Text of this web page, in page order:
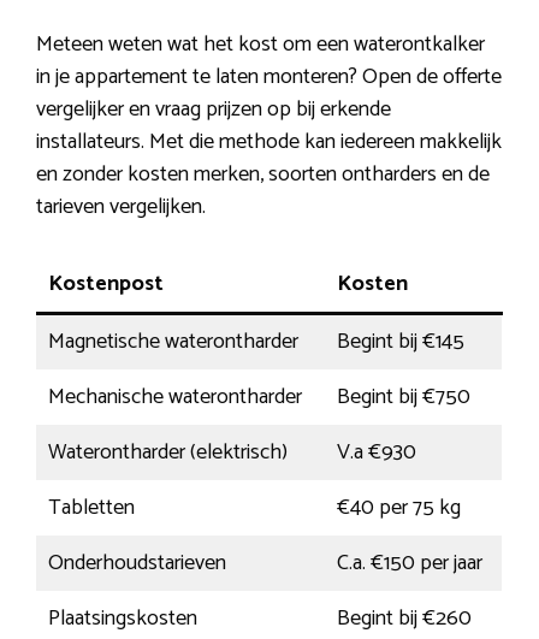
Meteen weten wat het kost om een waterontkalker
in je appartement te laten monteren? Open de offerte
vergelijker en vraag prijzen op bij erkende
installateurs. Met die methode kan iedereen makkelijk
en zonder kosten merken, soorten ontharders en de
tarieven vergelijken.
Kostenpost
Kosten
Magnetische waterontharder
Begint bij €145
Mechanische waterontharder
Begint bij €750
Waterontharder (elektrisch)
V.a €930
Tabletten
€40 per 75 kg
Onderhoudstarieven
C.a. €150 per jaar
Plaatsingskosten
Begint bij €260